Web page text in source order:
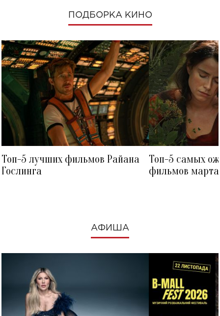
ПОДБОРКА КИНО
Топ-5 лучших фильмов Райана
Гослинга
Топ-5 самых
фильмов
АФИША